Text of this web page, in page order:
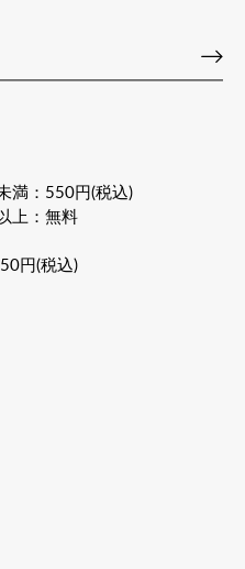
満：550円(税込)
上：無料
円(税込)